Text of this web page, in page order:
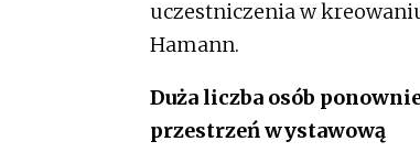
uczestniczenia w
Hamann.
Duża liczba osób
przestrzeń wystawową